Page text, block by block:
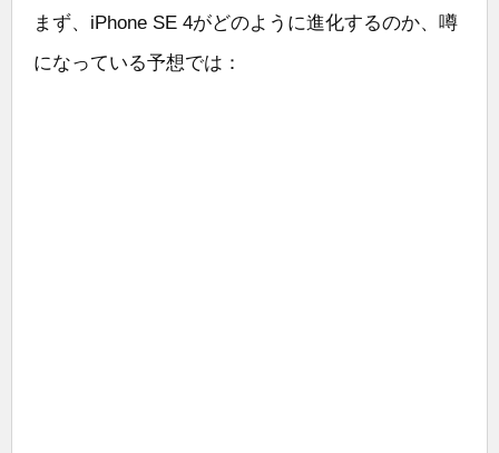
まず、iPhone SE 4がどのように進化するのか、噂
になっている予想では：